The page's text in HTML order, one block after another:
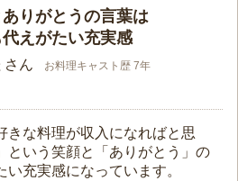
りがとうの言葉は
えがたい充実感
さん お料理キャスト歴 7年
きな料理が収入になればと思
という笑顔と「ありがとう」の
充実感になっています。